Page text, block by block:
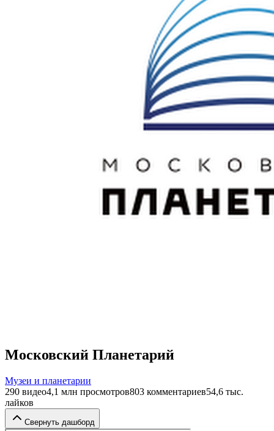
Московский Планетарий
Музеи и планетарии
290 видео4,1 млн просмотров803 комментариев54,6 тыс.
лайков
Свернуть дашборд